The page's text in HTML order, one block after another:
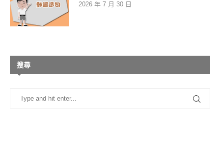
2026 年 7 月 30 日
搜尋